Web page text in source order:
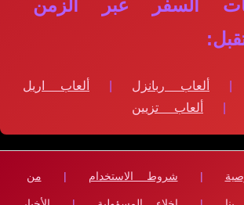
السفر عبر الزمن
| ألعاب ربانزل |
ألعاب اريل
| ألعاب تزيين
| شروط الاستخدام | من